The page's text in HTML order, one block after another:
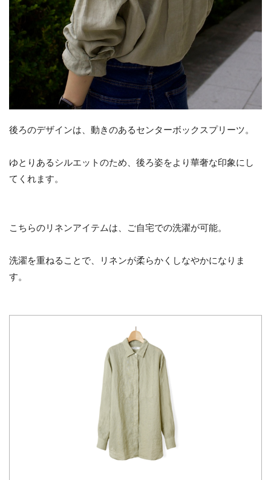
後ろのデザインは、動きのあるセンターボックスプリーツ。
ゆとりあるシルエットのため、後ろ姿をより華奢な印象にし
てくれます。
こちらのリネンアイテムは、ご自宅での洗濯が可能。
洗濯を重ねることで、リネンが柔らかくしなやかになりま
す。